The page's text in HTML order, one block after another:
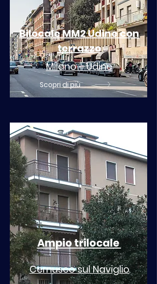
Bilocale MM2 Udine con
terrazzo
Milano - Udine
Scopri di più
Ampio trilocale
Cernusco sul Naviglio